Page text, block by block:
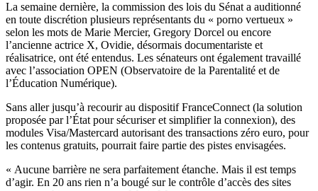
La semaine dernière, la commission des lois du Sénat a auditionné
en toute discrétion plusieurs représentants du « porno vertueux »
selon les mots de Marie Mercier, Gregory Dorcel ou encore
l’ancienne actrice X, Ovidie, désormais documentariste et
réalisatrice, ont été entendus. Les sénateurs ont également travaillé
avec l’association OPEN (Observatoire de la Parentalité et de
l’Éducation Numérique).
Sans aller jusqu’à recourir au dispositif FranceConnect (la solution
proposée par l’État pour sécuriser et simplifier la connexion), des
modules Visa/Mastercard autorisant des transactions zéro euro, pour
les contenus gratuits, pourrait faire partie des pistes envisagées.
« Aucune barrière ne sera parfaitement étanche. Mais il est temps
d’agir. En 20 ans rien n’a bougé sur le contrôle d’accès des sites